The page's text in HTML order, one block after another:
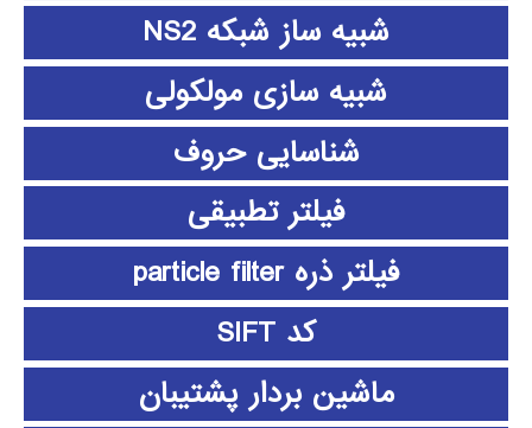
شبیه ساز شبکه NS2
شبیه سازی مولکولی
شناسایی حروف
فیلتر تطبیقی
فیلتر ذره particle filter
کد SIFT
ماشین بردار پشتیبان